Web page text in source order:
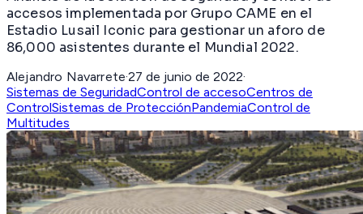
accesos implementada por Grupo CAME en el
Estadio Lusail Iconic para gestionar un aforo de
86,000 asistentes durante el Mundial 2022.
Alejandro Navarrete·27 de junio de 2022·
Sistemas de SeguridadControl de accesoCentros de
ControlSistemas de ProtecciónPandemiaControl de
Multitudes